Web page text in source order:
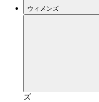
ウィメンズ
ズ